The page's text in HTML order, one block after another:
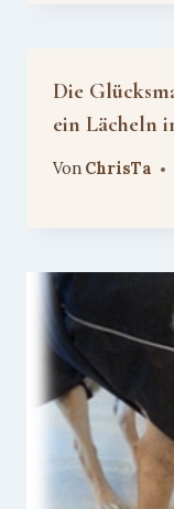
Die
ein Lächeln
Von ChrisTa